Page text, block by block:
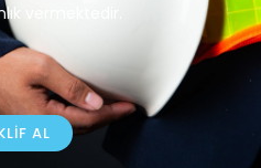
vermektedir.
AL